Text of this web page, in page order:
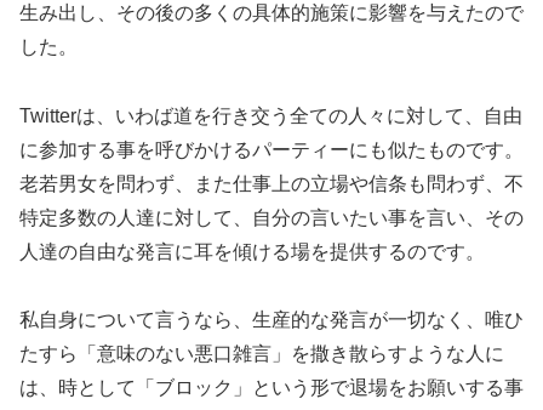
生み出し、その後の多くの具体的施策に影響を与えたので
した。
Twitterは、いわば道を行き交う全ての人々に対して、自由
に参加する事を呼びかけるパーティーにも似たものです。
老若男女を問わず、また仕事上の立場や信条も問わず、不
特定多数の人達に対して、自分の言いたい事を言い、その
人達の自由な発言に耳を傾ける場を提供するのです。
私自身について言うなら、生産的な発言が一切なく、唯ひ
たすら「意味のない悪口雑言」を撒き散らすような人に
は、時として「ブロック」という形で退場をお願いする事